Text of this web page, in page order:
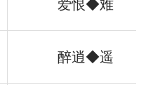
爱恨◆难
醉逍◆遥